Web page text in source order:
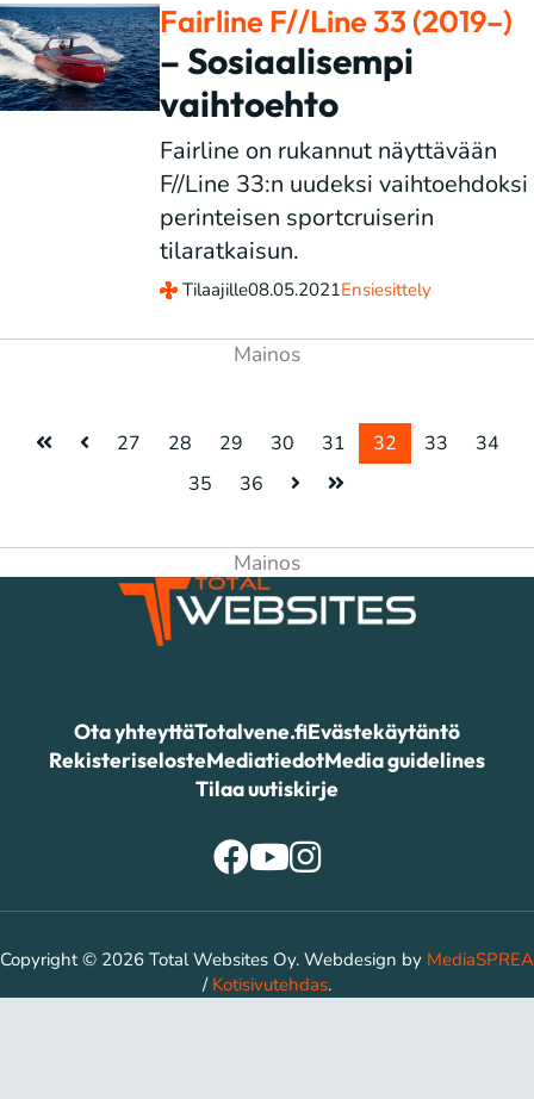
Fairline F//Line 33 (2019–)
– Sosiaalisempi
vaihtoehto
Fairline on rukannut näyttävään
F//Line 33:n uudeksi vaihtoehdoksi
perinteisen sportcruiserin
tilaratkaisun.
Tilaajille08.05.2021Ensiesittely
27 28 29 30 31 32 33
34
35
36
Ota yhteyttäTotalvene.fiEvästekäytäntö
RekisteriselosteMediatiedotMedia guidelines
Tilaa uutiskirje
Copyright © 2026 Total Websites Oy. Webdesign by MediaSPREA
/ Kotisivutehdas.